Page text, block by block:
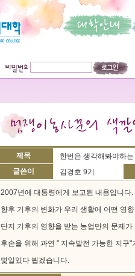
제목
한번은 생각해봐야하는
글쓴이
김경호 9기
2007년에 대통령에게 보고된 내용입니다.
향후 기후의 변화가 우리 생활에 어떤 영
단지 기후의 영향을 받는 농업만의 문제가
후손을 위해 과연 " 지속발전 가능한 지구"
몇일있다 뵙겠습니다.